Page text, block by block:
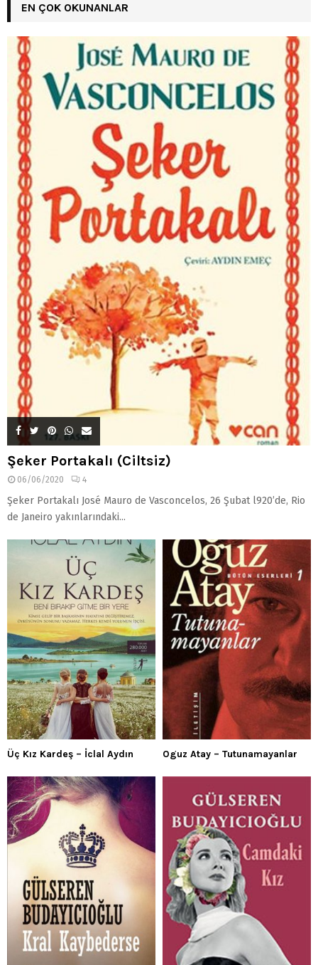
EN ÇOK OKUNANLAR
Şeker Portakalı (Ciltsiz)
06/06/2020 4
Şeker Portakalı José Mauro de Vasconcelos, 26 Şubat l920’de, Rio
de Janeiro yakınlarındaki...
Üç Kız Kardeş – İclal Aydın Oguz Atay – Tutunamayanlar